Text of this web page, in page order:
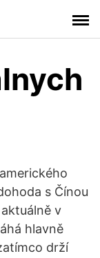
s Čínou
v
hlavně
drží